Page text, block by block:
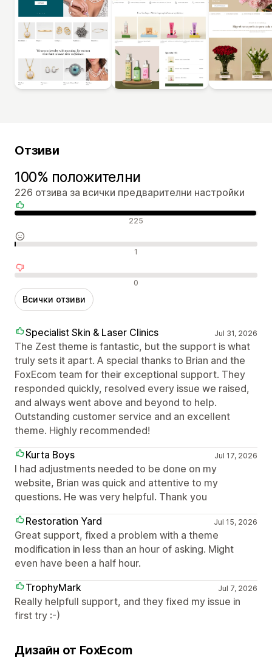
Отзиви
100% положителни
226 отзива за всички предварителни настройки
Положителни отзиви 225
Неутрални отзиви 1
Отрицателни отзиви 0
Всички отзиви
Specialist Skin & Laser Clinics Jul 31, 2026
The Zest theme is fantastic, but the support is what
truly sets it apart. A special thanks to Brian and the
FoxEcom team for their exceptional support. They
responded quickly, resolved every issue we raised,
and always went above and beyond to help.
Outstanding customer service and an excellent
theme. Highly recommended!
Kurta Boys
Jul 17, 2026
I had adjustments needed to be done on my
website, Brian was quick and attentive to my
questions. He was very helpful. Thank you
Restoration Yard
Jul 15, 2026
Great support, fixed a problem with a theme
modification in less than an hour of asking. Might
even have been a half hour.
TrophyMark
Jul 7, 2026
Really helpfull support, and they fixed my issue in
first try :-)
Дизайн от FoxEcom